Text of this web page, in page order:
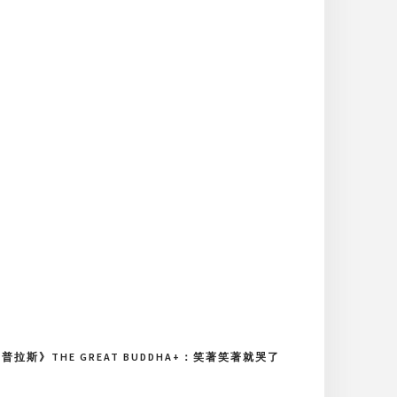
拉斯》THE GREAT BUDDHA+：笑著笑著就哭了